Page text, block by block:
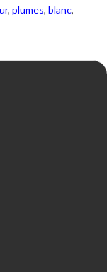
, plumes, blanc,